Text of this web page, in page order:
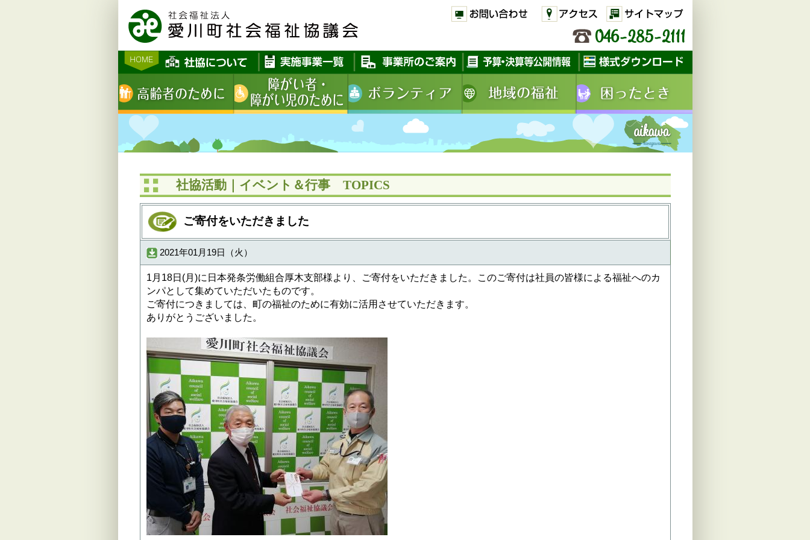
社協活動｜イベント＆行事 TOPICS
ご寄付をいただきました
2021年01月19日（火）
1月18日(月)に日本発条労働組合厚木支部様より、ご寄付をいただきました。このご寄付は社員の皆様による福祉へのカ
ンパとして集めていただいたものです。
ご寄付につきましては、町の福祉のために有効に活用させていただきます。
ありがとうございました。